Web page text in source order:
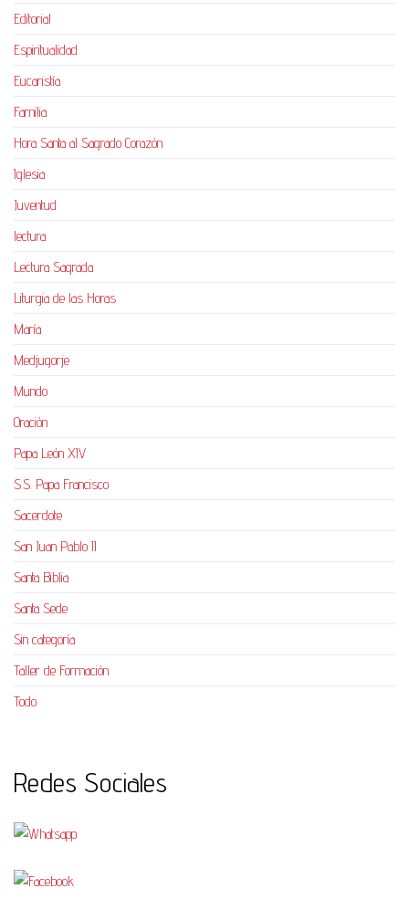
Editorial
Espiritualidad
Eucaristía
Familia
Hora Santa al Sagrado Corazón
Iglesia
Juventud
lectura
Lectura Sagrada
Liturgia de las Horas
María
Medjugorje
Mundo
Oración
Papa León XIV
S.S. Papa Francisco
Sacerdote
San Juan Pablo II
Santa Biblia
Santa Sede
Sin categoría
Taller de Formación
Todo
Redes Sociales